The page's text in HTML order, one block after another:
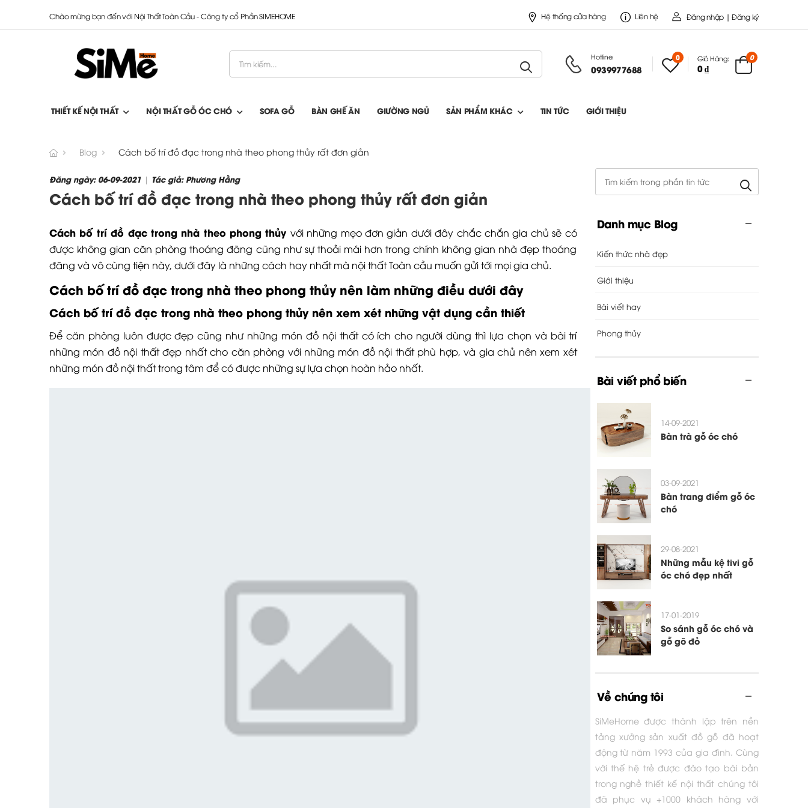
Chào mừng bạn đến với Nội Thất Toàn Cầu - Công ty cổ Phần SIMEHOME Hệ thống cửa hàng Liên hệ Đăng nhập | Đăng ký
Hotline:
0939977688
0 Giỏ Hàng:
0 ₫
0
THIẾT KẾ NỘI THẤT NỘI THẤT GỖ ÓC CHÓ SOFA GỖ BÀN GHẾ ĂN GIƯỜNG NGỦ SẢN PHẨM KHÁC TIN TỨC GIỚI THIỆU
Blog Cách bố trí đồ đạc trong nhà theo phong thủy rất đơn giản
Đăng ngày: 06-09-2021 | Tác giả: Phương Hằng
Cách bố trí đồ đạc trong nhà theo phong thủy rất đơn giản
Cách bố trí đồ đạc trong nhà theo phong thủy với những mẹo đơn giản dưới đây chắc chắn gia chủ sẽ có
được không gian căn phòng thoáng đãng cũng như sự thoải mái hơn trong chính không gian nhà đẹp thoáng
đãng và vô cùng tiện này, dưới đây là những cách hay nhất mà nội thất Toàn cầu muốn gửi tới mọi gia chủ.
Cách bố trí đồ đạc trong nhà theo phong thủy nên làm những điều dưới đây
Cách bố trí đồ đạc trong nhà theo phong thủy nên xem xét những vật dụng cần thiết
Để căn phòng luôn được đẹp cũng như những món đồ nội thất có ích cho người dùng thì lựa chọn và bài trí
những món đồ nội thất đẹp nhất cho căn phòng với những món đồ nội thất phù hợp, và gia chủ nên xem xét
những món đồ nội thất trong tâm để có được những sự lựa chọn hoàn hảo nhất.
Danh mục Blog
Kiến thức nhà đẹp
Giới thiệu
Bài viết hay
Phong thủy
Bài viết phổ biến
14-09-2021
Bàn trà gỗ óc chó
03-09-2021
Bàn trang điểm gỗ óc
chó
29-08-2021
Những mẫu kệ tivi gỗ
óc chó đẹp nhất
17-01-2019
So sánh gỗ óc chó và
gỗ gõ đỏ
Về chúng tôi
SiMeHome được thành lập trên nền
tảng xưởng sản xuất đồ gỗ đã hoạt
động từ năm 1993 của gia đình. Cùng
với thế hệ trẻ được đào tạo bài bản
trong nghề thiết kế nội thất chúng tôi
đã phục vụ +1000 khách hàng với